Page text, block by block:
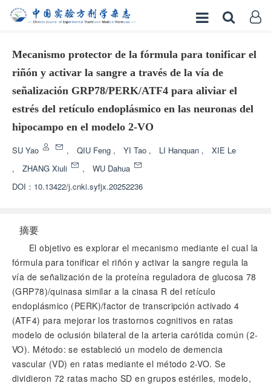
Mecanismo protector de la fórmula para tonificar el
riñón y activar la sangre a través de la vía de
señalización GRP78/PERK/ATF4 para aliviar el
estrés del retículo endoplásmico en las neuronas del
hipocampo en el modelo 2-VO
SU Yao , QIU Feng , YI Tao , LI Hanquan ,
XIE Le
,
ZHANG Xiuli ,
WU Dahua
DOI： 10.13422/j.cnki.syfjx.20252236
摘要
El objetivo es explorar el mecanismo mediante el cual la
fórmula para tonificar el riñón y activar la sangre regula la
vía de señalización de la proteína reguladora de glucosa 78
(GRP78)/quinasa similar a la cinasa R del retículo
endoplásmico (PERK)/factor de transcripción activado 4
(ATF4) para mejorar los trastornos cognitivos en ratas
modelo de oclusión bilateral de la arteria carótida común (2-
VO). Método: se estableció un modelo de demencia
vascular (VD) en ratas mediante el método 2-VO. Se
dividieron 72 ratas macho SD en grupos estériles, modelo,